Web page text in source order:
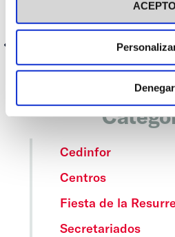
ACEPTO
Denegar
era muestra de lo que vivimos
Cedinfor
Centros
Fiesta de la
Secretariados